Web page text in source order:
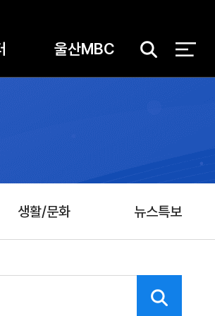
울산MBC
검
생활/문화 뉴스특보